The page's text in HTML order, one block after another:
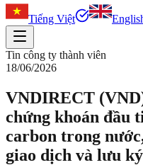
Tiếng Việt
Tin công ty thành viên
18/06/2026
VNDIRECT
chứng khoán đầu
carbon trong
giao dịch và lưu